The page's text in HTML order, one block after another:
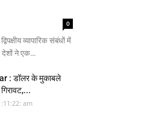
0
व्यापारिक संबंधों में
ने एक...
: डॉलर के मुकाबले
am